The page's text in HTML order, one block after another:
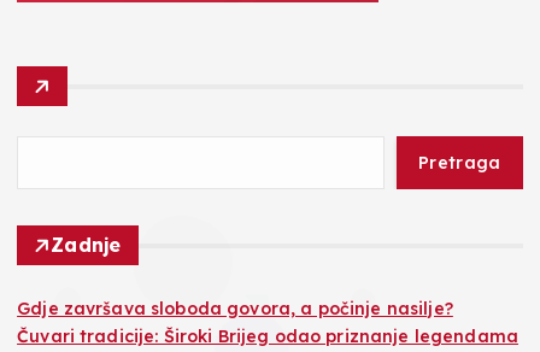
Pretraga
Zadnje
Gdje završava sloboda govora, a počinje nasilje?
Čuvari tradicije: Široki Brijeg odao priznanje legendama